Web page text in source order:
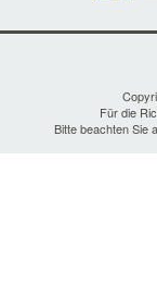
Für die
Bitte beachten Sie